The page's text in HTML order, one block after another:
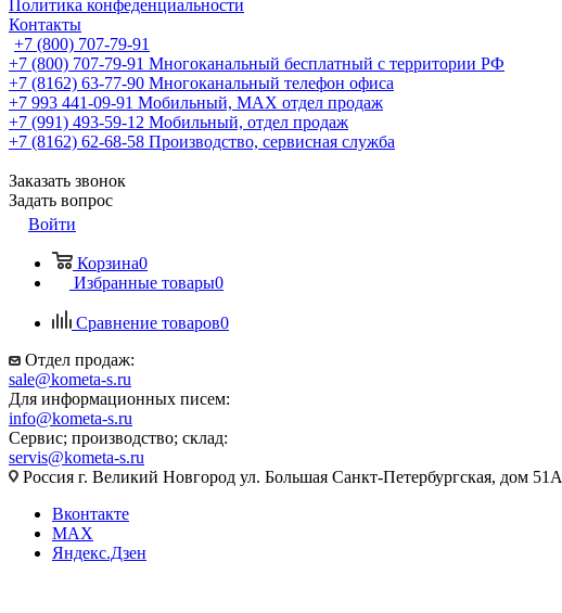
Политика конфеденциальности
Контакты
+7 (800) 707-79-91
+7 (800) 707-79-91 Многоканальный бесплатный с территории РФ
+7 (8162) 63-77-90 Многоканальный телефон офиса
+7 993 441-09-91 Мобильный, MAX отдел продаж
+7 (991) 493-59-12 Мобильный, отдел продаж
+7 (8162) 62-68-58 Производство, сервисная служба
Заказать звонок
Задать вопрос
Войти
Корзина0
Избранные товары0
Сравнение товаров0
Отдел продаж:
sale@kometa-s.ru
Для информационных писем:
info@kometa-s.ru
Сервис; производство; склад:
servis@kometa-s.ru
Россия г. Великий Новгород ул. Большая Санкт-Петербургская, дом 51А
Вконтакте
MAX
Яндекс.Дзен